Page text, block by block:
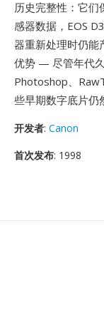
历史完整性：它们
感器数据，EOS
器重新处理时仍能
优势 — 尽管年代
Photoshop、
些早期数字底片仍
开发者: Canon
首次发布: 1998